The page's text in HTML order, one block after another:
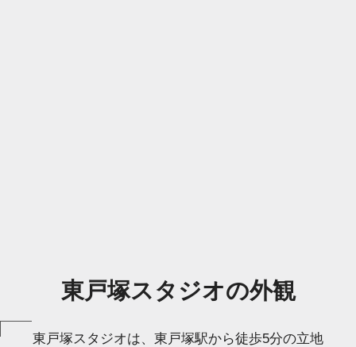
東戸塚スタジオの外観
東戸塚スタジオは、東戸塚駅から徒歩5分の立地